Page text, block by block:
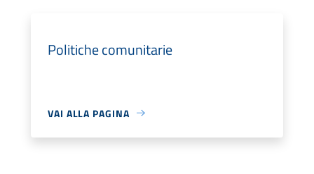
Politiche comunitarie
VAI ALLA PAGINA